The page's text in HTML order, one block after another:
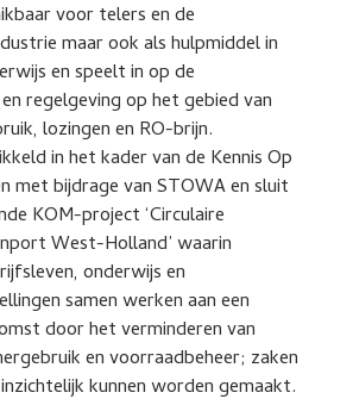
voor telers en de
maar ook als hulpmiddel in
en speelt in op de
regelgeving op het gebied van
lozingen en RO-brijn.
in het kader van de Kennis Op
met bijdrage van STOWA en sluit
KOM-project ‘Circulaire
West-Holland’ waarin
onderwijs en
samen werken aan een
door het verminderen van
en voorraadbeheer; zaken
kunnen worden gemaakt.